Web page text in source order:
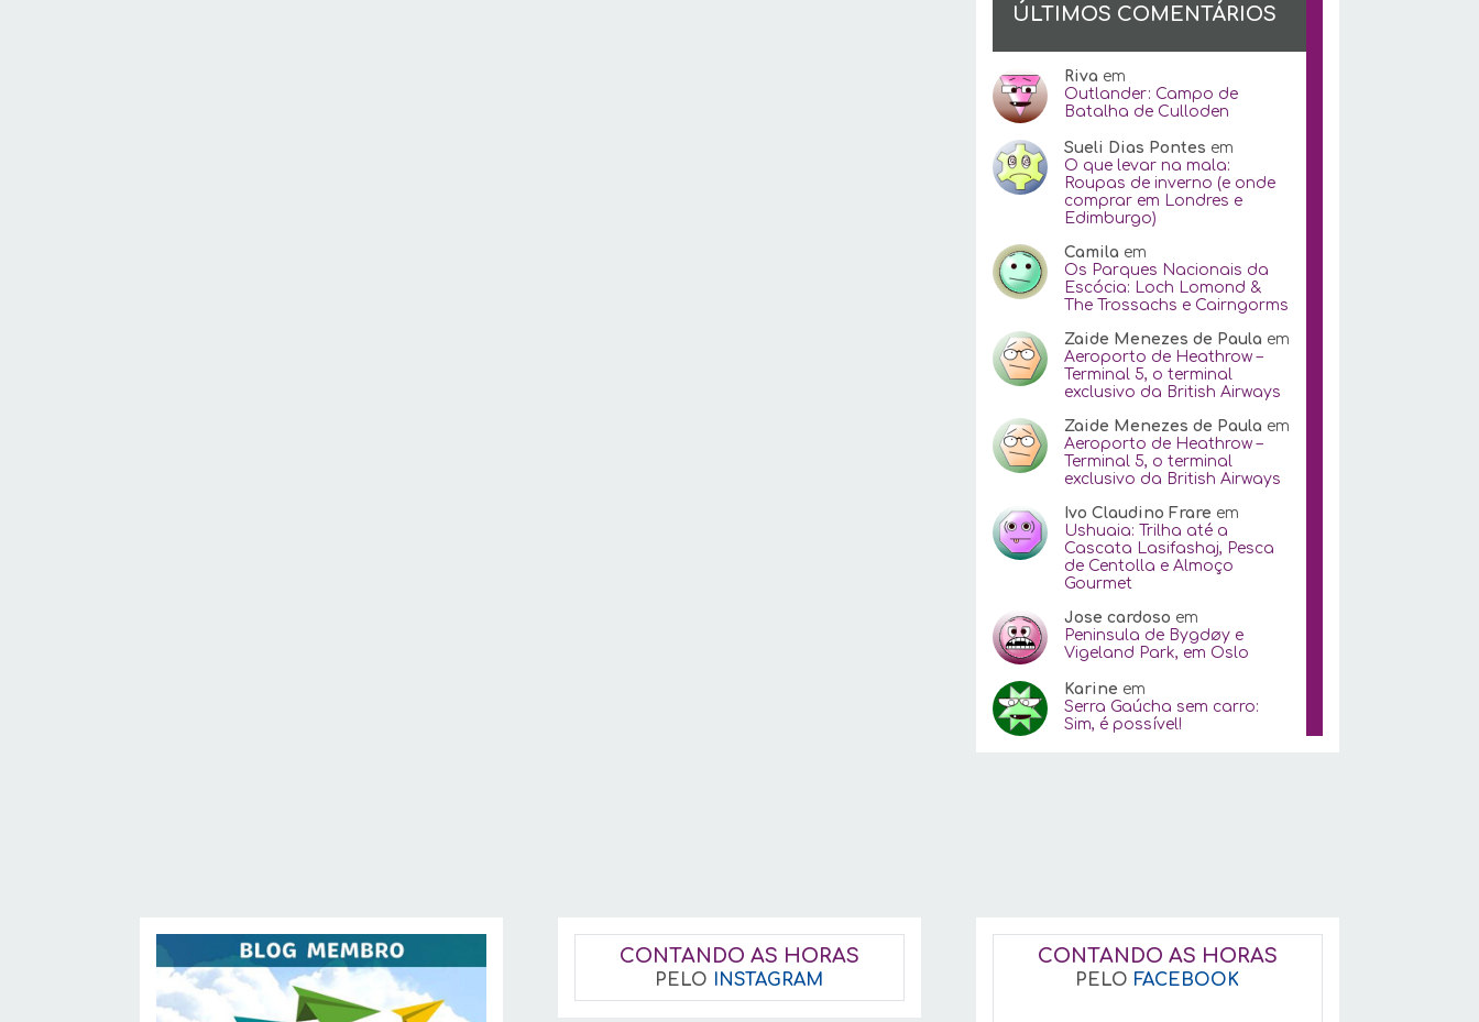
ÚLTIMOS COMENTÁRIOS
Riva em
Outlander: Campo de
Batalha de Culloden
Sueli Dias Pontes em
O que levar na mala:
Roupas de inverno (e onde
comprar em Londres e
Edimburgo)
Camila em
Os Parques Nacionais da
Escócia: Loch Lomond &
The Trossachs e Cairngorms
Zaide Menezes de Paula em
Aeroporto de Heathrow –
Terminal 5, o terminal
exclusivo da British Airways
Zaide Menezes de Paula em
Aeroporto de Heathrow –
Terminal 5, o terminal
exclusivo da British Airways
Ivo Claudino Frare em
Ushuaia: Trilha até a
Cascata Lasifashaj, Pesca
de Centolla e Almoço
Gourmet
Jose cardoso em
Peninsula de Bygdøy e
Vigeland Park, em Oslo
Karine em
Serra Gaúcha sem carro:
Sim, é possível!
CONTANDO AS HORAS
PELO INSTAGRAM
CONTANDO AS HORAS
PELO FACEBOOK